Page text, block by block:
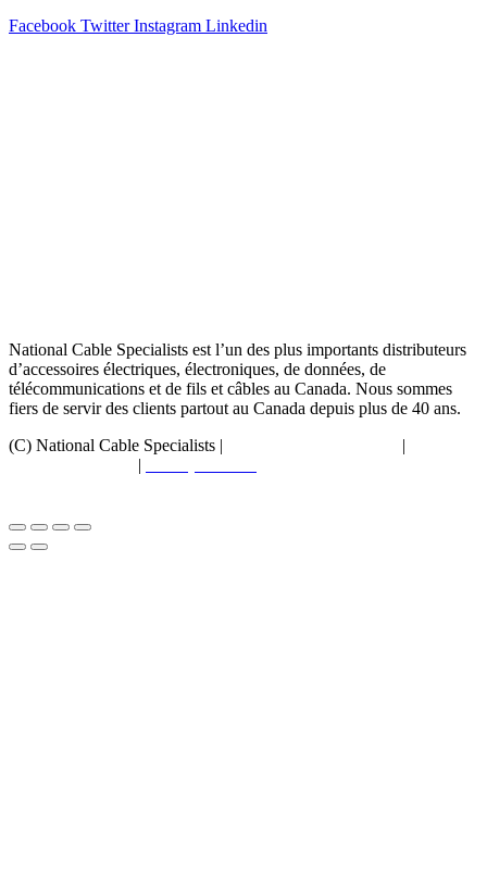
Facebook Twitter Instagram Linkedin
National Cable Specialists est l’un des plus importants distributeurs
d’accessoires électriques, électroniques, de données, de
télécommunications et de fils et câbles au Canada. Nous sommes
fiers de servir des clients partout au Canada depuis plus de 40 ans.
(C) National Cable Specialists |
|
|